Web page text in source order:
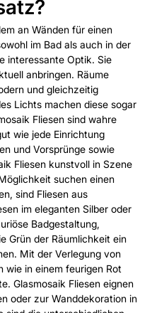
an Wänden für einen
im Bad als auch in der
interessante Optik. Sie
anbringen. Räume
und gleichzeitig
Lichts machen diese sogar
Fliesen sind wahre
wie jede Einrichtung
und Vorsprünge sowie
Fliesen kunstvoll in Szene
suchen einen
sind Fliesen aus
im eleganten Silber oder
Badgestaltung,
Grün der Räumlichkeit ein
Mit der Verlegung von
wie in einem feurigen Rot
Glasmosaik Fliesen eignen
oder zur Wanddekoration in